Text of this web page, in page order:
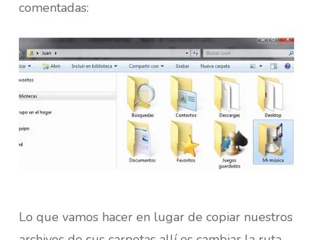
comentadas:
Lo que vamos hacer en lugar de copiar nuestros